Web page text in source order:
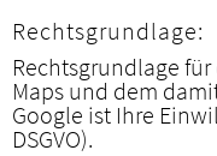
Rechtsgrundlage:
Rechtsgrundlage
Maps und dem
Google ist Ihre
DSGVO).